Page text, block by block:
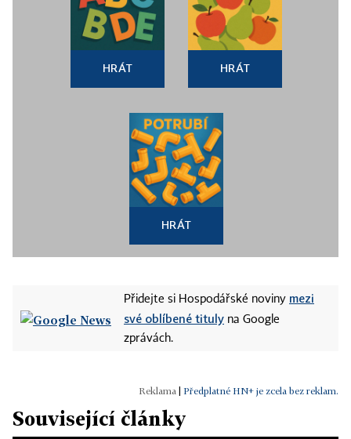
HRÁT HRÁT
HRÁT
Přidejte si Hospodářské noviny mezi
své oblíbené tituly na Google
zprávách.
Předplatné HN+ je zcela bez reklam.
Související články